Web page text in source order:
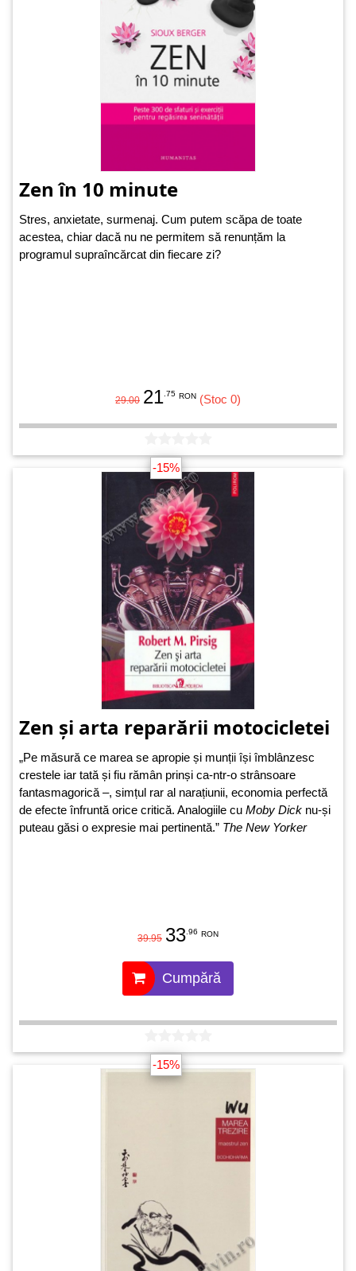
Zen în 10 minute
Stres, anxietate, surmenaj. Cum putem scăpa de toate
acestea, chiar dacă nu ne permitem să renunțăm la
programul supraîncărcat din fiecare zi?
29.00 21 .75 RON (Stoc 0)
-15%
Zen și arta reparării motocicletei
„Pe măsură ce marea se apropie și munții își îmblânzesc
crestele iar tată și fiu rămân prinși ca-ntr-o strânsoare
fantasmagorică –, simțul rar al narațiunii, economia perfectă
de efecte înfruntă orice critică. Analogiile cu Moby Dick nu-și
puteau găsi o expresie mai pertinentă.” The New Yorker
39.95 33 .96 RON
Cumpără
-15%